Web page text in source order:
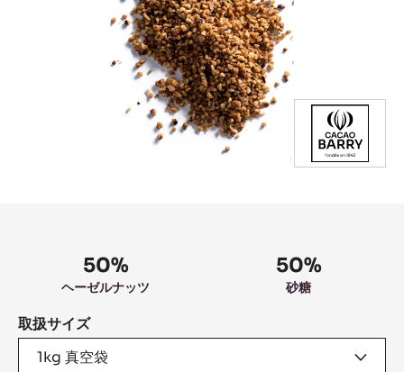
50%
ヘーゼルナッツ
50%
砂糖
取扱サイズ
1kg 真空袋